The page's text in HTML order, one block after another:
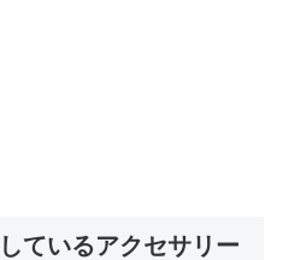
ているアクセサリー